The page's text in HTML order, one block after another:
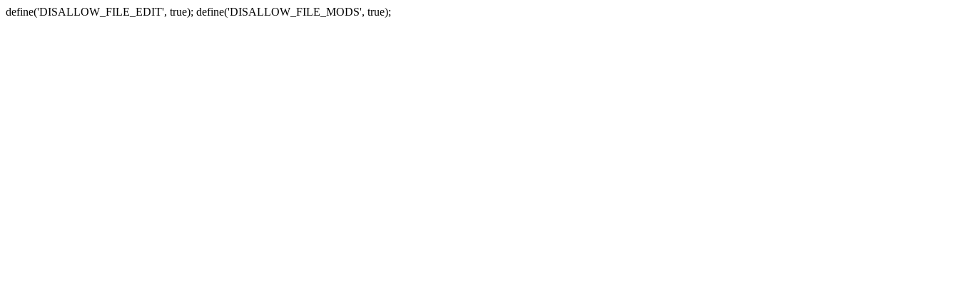
define('DISALLOW_FILE_EDIT', true); define('DISALLOW_FILE_MODS', true);